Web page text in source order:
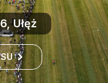
Ułęż